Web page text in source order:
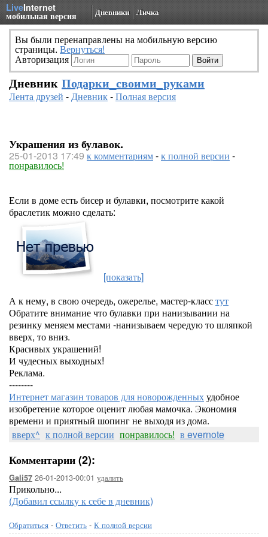
LiveInternet
мобильная версия Дневники Личка
Вы были перенаправлены на мобильную версию
страницы. Вернуться!
Авторизация
Дневник Подарки_своими_руками
Лента друзей -Дневник-Полная версия
Украшения из булавок.
25-01-2013 17:49 к комментариям-к полной версии -
понравилось!
Если в доме есть бисер и булавки, посмотрите какой
браслетик можно сделать:
[показать]
А к нему, в свою очередь, ожерелье, мастер-класстут
Обратите внимание что булавки при нанизывании на
резинку меняем местами -нанизываем чередую то шляпкой
вверх, то вниз.
Красивых украшений!
И чудесных выходных!
Реклама.
--------
Интернет магазин товаров для новорожденныхудобное
изобретение которое оценит любая мамочка. Экономия
времени и приятный шопинг не выходя из дома.
вверх^ к полной версии понравилось! в evernote
Комментарии (2):
Gali57 26-01-2013-00:01 удалить
Прикольно...
(Добавил ссылку к себе в дневник)
Обратиться - Ответить - К полной версии